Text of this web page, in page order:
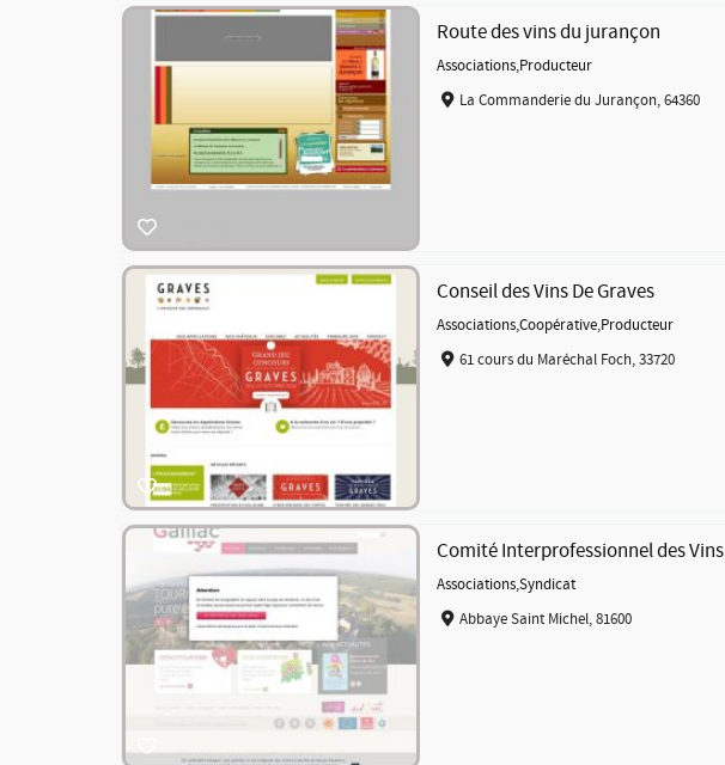
Route des vins du jurançon
Associations,Producteur
La Commanderie du Jurançon, 64360
Conseil des Vins De Graves
Associations,Coopérative,Producteur
61 cours du Maréchal Foch, 33720
Comité Interprofessionnel des
Associations,Syndicat
Abbaye Saint Michel, 81600